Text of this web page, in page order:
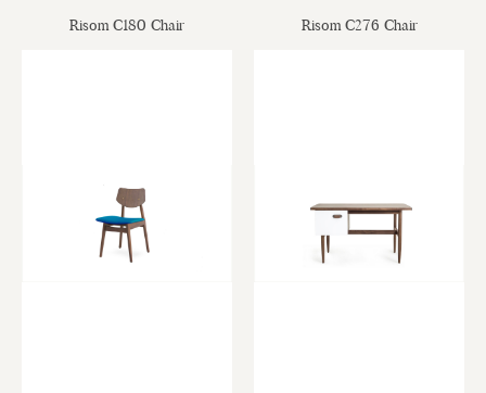
Risom C180 Chair Risom C276 Chair